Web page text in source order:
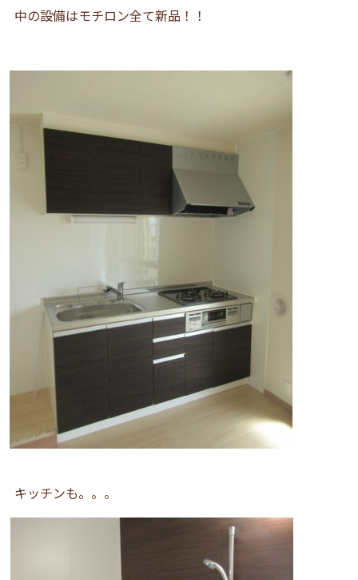
中の設備はモチロン全て新品！！
キッチンも。。。